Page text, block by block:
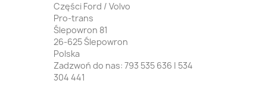
Części Ford / Volvo
Pro-trans
Ślepowron 81
26-625 Ślepowron
Polska
Zadzwoń do nas: 793 535 636 | 534
304 441